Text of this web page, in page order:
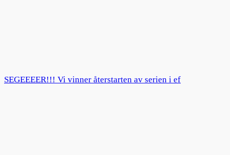
SEGEEEER!!! Vi vinner återstarten av serien i ef